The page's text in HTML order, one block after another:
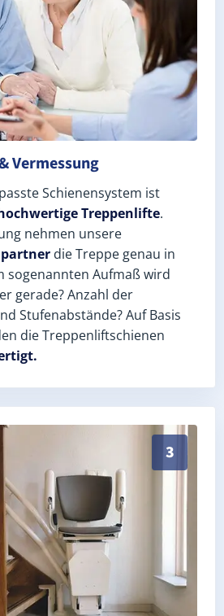
Vermessung
Schienensystem ist
Treppenlifte.
nehmen unsere
die Treppe genau in
sogenannten Aufmaß wird
gerade? Anzahl der
Stufenabstände? Auf Basis
die Treppenliftschienen
3
Einbau durch zertifizierte